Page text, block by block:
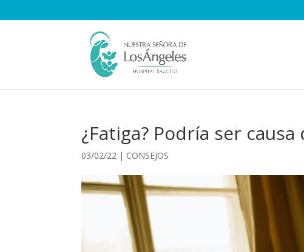
¿Fatiga? Podría ser
03/02/22 | CONSEJOS